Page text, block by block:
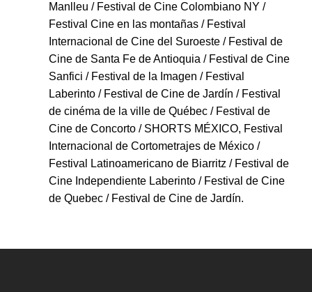
Manlleu / Festival de Cine Colombiano NY /
Festival Cine en las montañas / Festival
Internacional de Cine del Suroeste / Festival de
Cine de Santa Fe de Antioquia / Festival de Cine
Sanfici / Festival de la Imagen / Festival
Laberinto / Festival de Cine de Jardín / Festival
de cinéma de la ville de Québec / Festival de
Cine de Concorto / SHORTS MÉXICO, Festival
Internacional de Cortometrajes de México /
Festival Latinoamericano de Biarritz / Festival de
Cine Independiente Laberinto / Festival de Cine
de Quebec / Festival de Cine de Jardín.